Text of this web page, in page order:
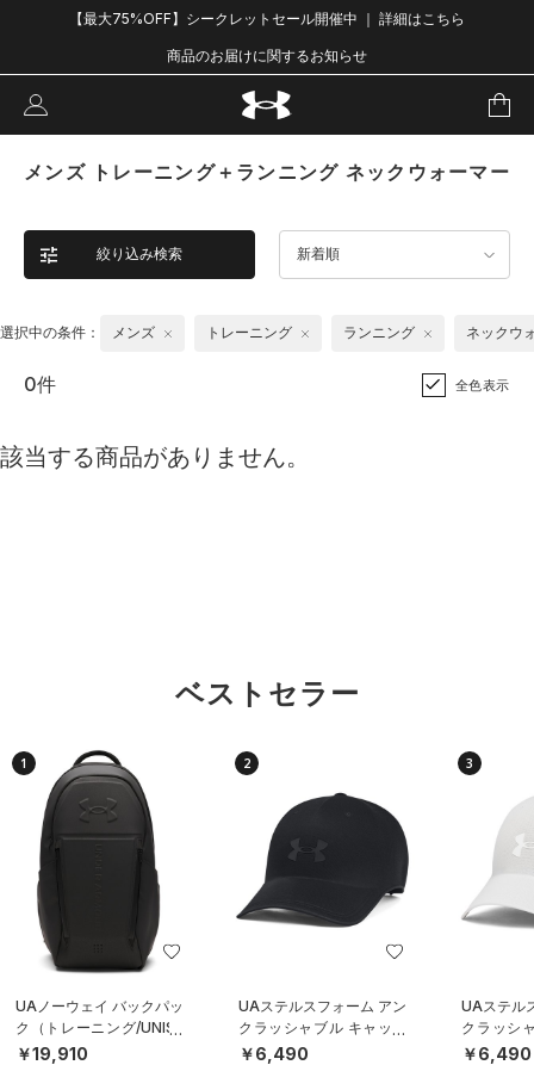
【最大75%OFF】シークレットセール開催中 ｜ 詳細はこちら
商品のお届けに関するお知らせ
メンズ トレーニング＋ランニング ネックウォーマー
絞り込み検索 新着順
選択中の条件： メンズ トレーニング ランニング ネックウ
0件 全色表示
該当する商品がありません。
ベストセラー
1
UAノーウェイ バックパッ
ク（トレーニング/UNISE
X）
￥19,910
2
UAステルスフォーム アン
クラッシャブル キャップ
（ライフスタイル/UNISE
￥6,490
3
UAステル
クラッシ
（ライフ
￥6,490